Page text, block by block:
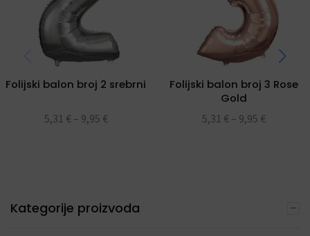
Folijski balon broj 2 srebrni
5,31 € – 9,95 €
Folijski balon broj 3 Rose
Gold
5,31 € – 9,95 €
Kategorije proizvoda